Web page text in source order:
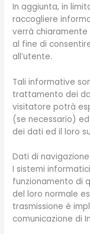
In aggiunta, in
raccogliere
verrà
al fine di
all’utente.
Tali informative
trattamento dei
visitatore potrà
(se necessario)
dei dati ed il loro
Dati di navigazione
I sistemi
funzionamento di
del loro normale
trasmissione è
comunicazione di